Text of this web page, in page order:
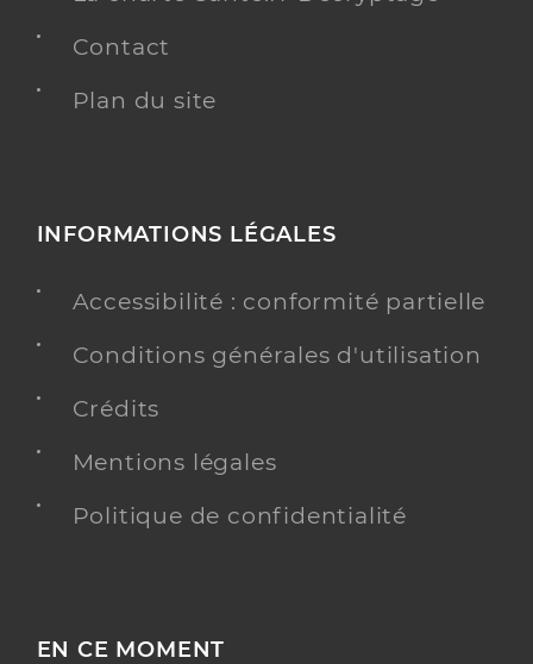
Spécialités
Adresse
2 Boulevard Léon Jouhaux, 44100 Nantes
Téléphone
0240438888
Conventionné
PRENDRE RENDEZ-VOUS
Contact
Plan du site
INFORMATIONS LÉGALES
Accessibilité : conformité partielle
Conditions générales d'utilisation
Crédits
Mentions légales
Politique de confidentialité
EN CE MOMENT